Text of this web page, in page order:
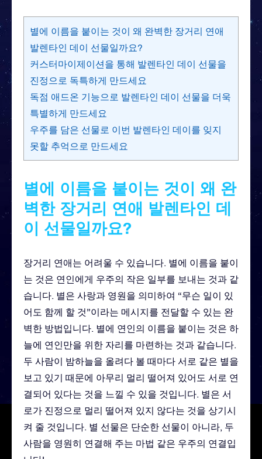
별에 이름을 붙이는 것이 왜 완벽한 장거리 연애
발렌타인 데이 선물일까요?
커스터마이제이션을 통해 발렌타인 데이 선물을
진정으로 독특하게 만드세요
독점 애드온 기능으로 발렌타인 데이 선물을 더욱
특별하게 만드세요
우주를 담은 선물로 이번 발렌타인 데이를 잊지
못할 추억으로 만드세요
별에 이름을 붙이는 것이 왜 완
벽한 장거리 연애 발렌타인 데
이 선물일까요?
장거리 연애는 어려울 수 있습니다. 별에 이름을 붙이
는 것은 연인에게 우주의 작은 일부를 보내는 것과 같
습니다. 별은 사랑과 영원을 의미하여 “무슨 일이 있
어도 함께 할 것”이라는 메시지를 전달할 수 있는 완
벽한 방법입니다. 별에 연인의 이름을 붙이는 것은 하
늘에 연인만을 위한 자리를 마련하는 것과 같습니다.
두 사람이 밤하늘을 올려다 볼 때마다 서로 같은 별을
보고 있기 때문에 아무리 멀리 떨어져 있어도 서로 연
결되어 있다는 것을 느낄 수 있을 것입니다. 별은 서
로가 진정으로 멀리 떨어져 있지 않다는 것을 상기시
켜 줄 것입니다. 별 선물은 단순한 선물이 아니라, 두
사람을 영원히 연결해 주는 마법 같은 우주의 연결입